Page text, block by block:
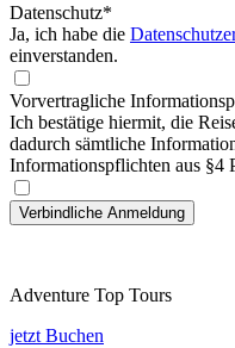
Datenschutz*
Ja, ich habe die
einverstanden.
Vorvertragliche
Ich bestätige hiermit, die
dadurch sämtliche
Informationspflichten aus §4
Adventure Top Tours
jetzt Buchen